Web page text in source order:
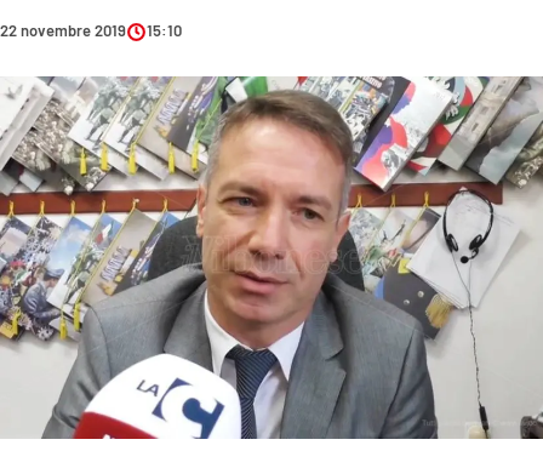
SOCIETÀ
CULTURA
ECONOMIA E LAVORO
EVENTI
SPORT
Streaming
LAC TV
22 novembre 2019 15:10